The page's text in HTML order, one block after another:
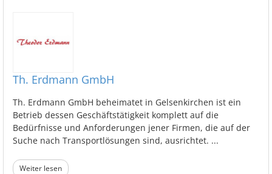
Th. Erdmann GmbH
Th. Erdmann GmbH beheimatet in Gelsenkirchen ist ein
Betrieb dessen Geschäftstätigkeit komplett auf die
Bedürfnisse und Anforderungen jener Firmen, die auf der
Suche nach Transportlösungen sind, ausrichtet. ...
Weiter lesen